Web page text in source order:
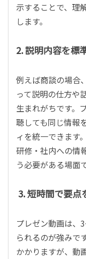
示することで、理
します。
2.説明内容を標
例えば商談の場合
って説明の仕方や
生まれがちです。
聴しても同じ情報
ィを統一できます
研修・社内への情
う必要がある場面
3.短時間で要点
プレゼン動画は、 3
られるのが強みで
かかりますが、動